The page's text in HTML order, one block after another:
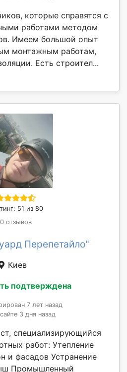
которые справятся с
работами методом
Имеем большой опыт
монтажным работам,
Есть строител...
51 из 80
0 отзывов
Перепетайло"
Киев
подтверждена
7 лет назад
3 дня назад
специализирующийся
работ: Утепление
и фасадов Устранение
Промышленный